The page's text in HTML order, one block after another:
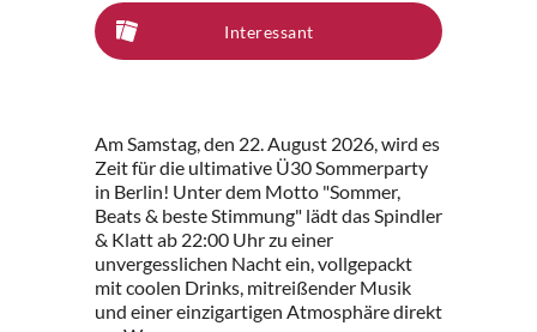
Interessant
Am Samstag, den 22. August 2026, wird es
Zeit für die ultimative Ü30 Sommerparty
in Berlin! Unter dem Motto "Sommer,
Beats & beste Stimmung" lädt das Spindler
& Klatt ab 22:00 Uhr zu einer
unvergesslichen Nacht ein, vollgepackt
mit coolen Drinks, mitreißender Musik
und einer einzigartigen Atmosphäre direkt